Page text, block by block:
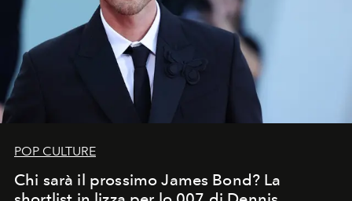
POP CULTURE
Chi sarà il prossimo James Bond? La